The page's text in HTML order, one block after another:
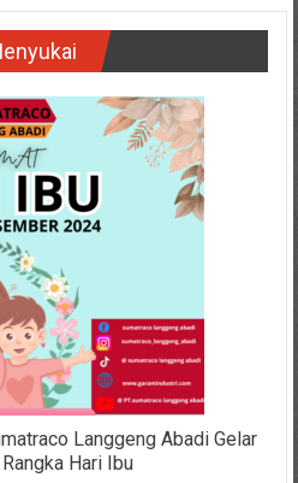
Langgeng Abadi Gelar
Hari Ibu